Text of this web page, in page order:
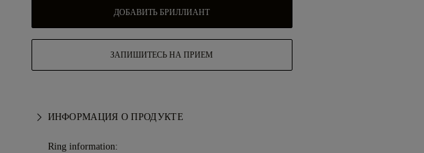
ДОБАВИТЬ БРИЛЛИАНТ
ЗАПИШИТЕСЬ НА ПРИЕМ
ИНФОРМАЦИЯ О ПРОДУКТЕ
Ring information: